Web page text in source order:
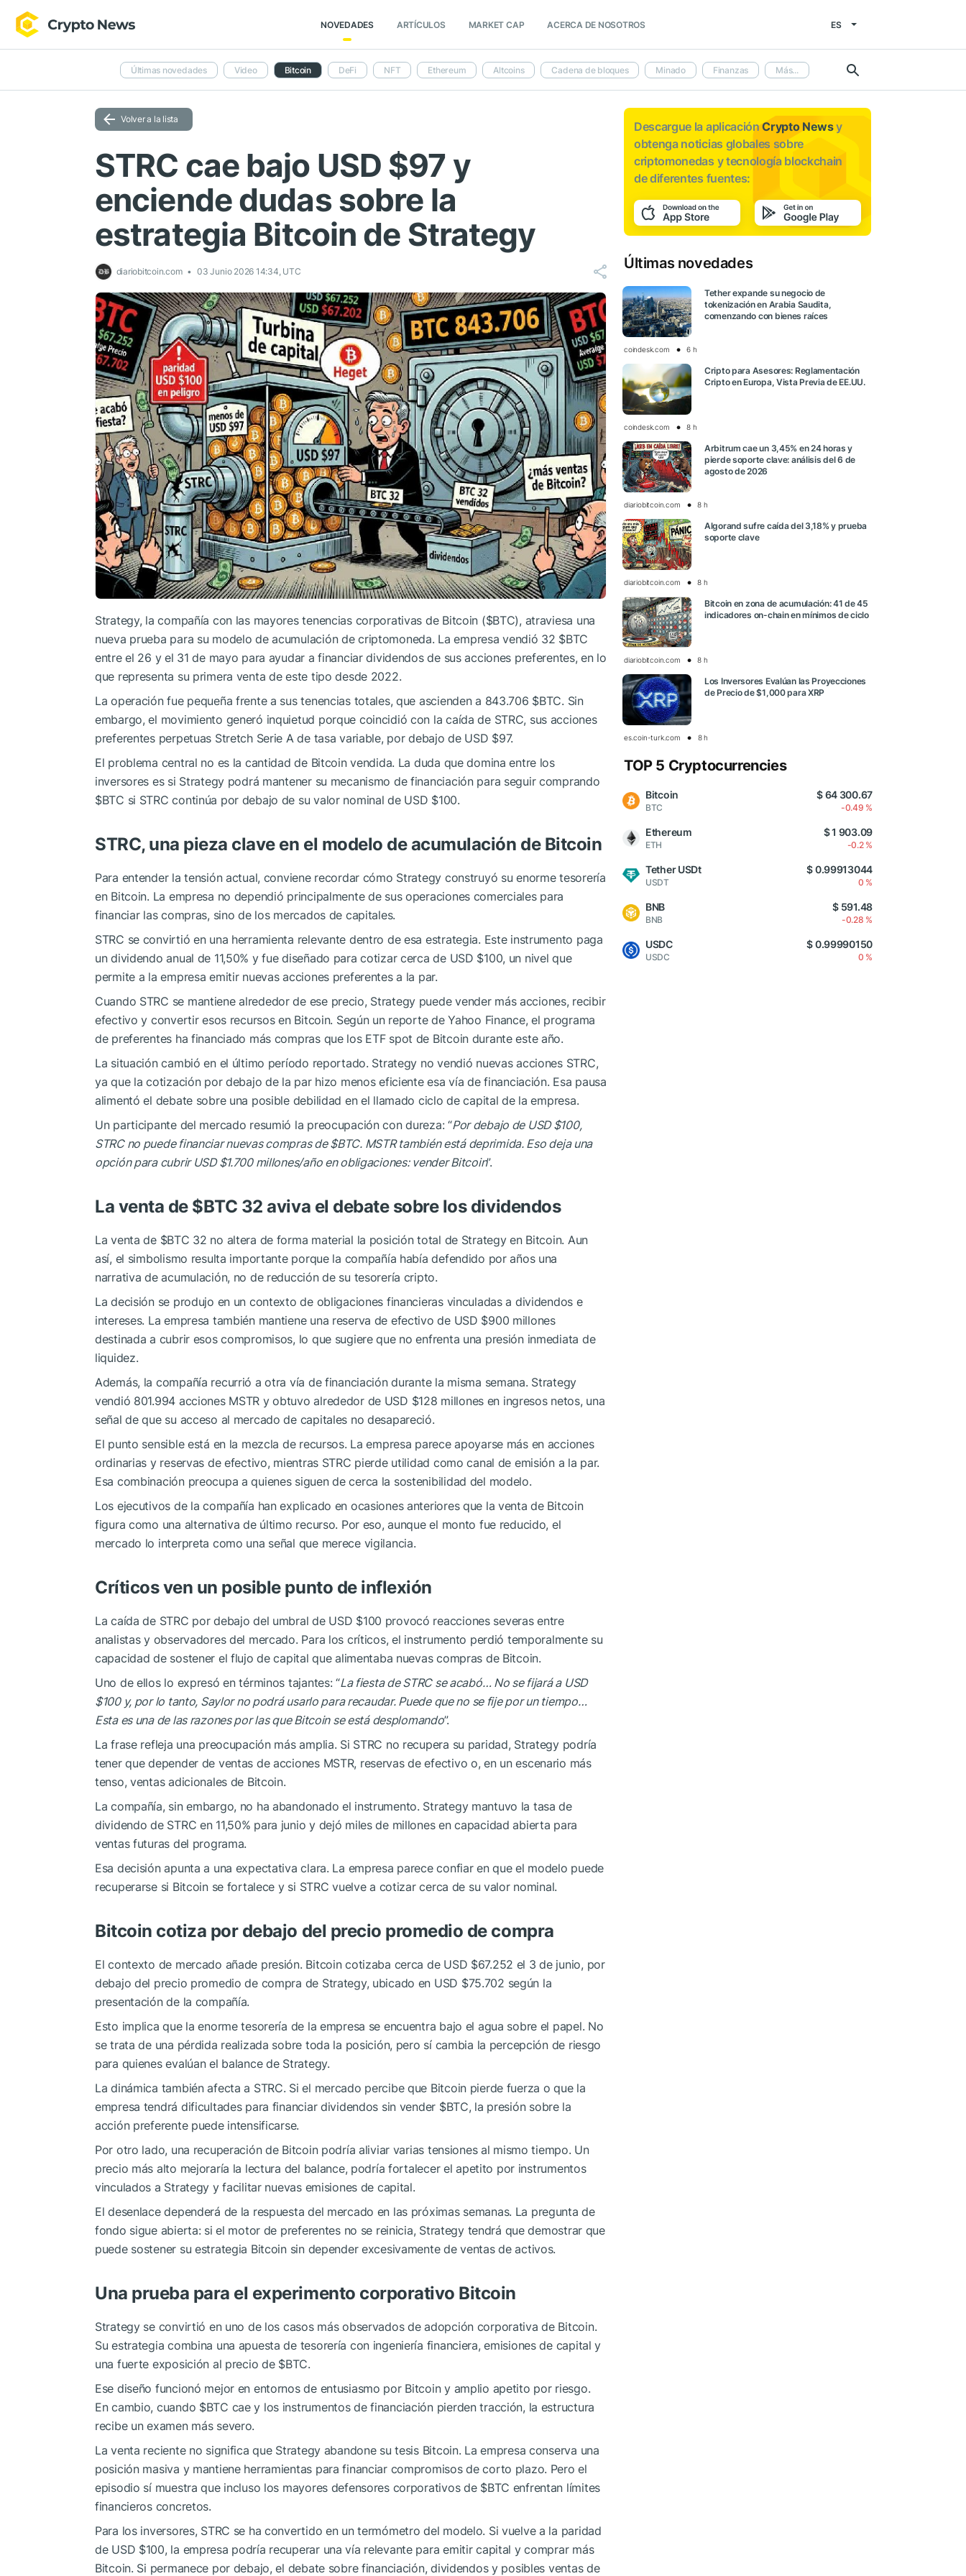
NOVEDADES ARTÍCULOS MARKET CAP ACERCA DE NOSOTROS ES
Últimas novedades Video Bitcoin DeFi NFT Ethereum Altcoins Cadena de bloques Minado Finanzas Más...
Volver a la lista
STRC cae bajo USD $97 y
enciende dudas sobre la
estrategia Bitcoin de Strategy
diariobitcoin.com 03 Junio 2026 14:34, UTC
Strategy, la compañía con las mayores tenencias corporativas de Bitcoin ($BTC), atraviesa una
nueva prueba para su modelo de acumulación de criptomoneda. La empresa vendió 32 $BTC
entre el 26 y el 31 de mayo para ayudar a financiar dividendos de sus acciones preferentes, en lo
que representa su primera venta de este tipo desde 2022.
La operación fue pequeña frente a sus tenencias totales, que ascienden a 843.706 $BTC. Sin
embargo, el movimiento generó inquietud porque coincidió con la caída de STRC, sus acciones
preferentes perpetuas Stretch Serie A de tasa variable, por debajo de USD $97.
El problema central no es la cantidad de Bitcoin vendida. La duda que domina entre los
inversores es si Strategy podrá mantener su mecanismo de financiación para seguir comprando
$BTC si STRC continúa por debajo de su valor nominal de USD $100.
STRC, una pieza clave en el modelo de acumulación de Bitcoin
Para entender la tensión actual, conviene recordar cómo Strategy construyó su enorme tesorería
en Bitcoin. La empresa no dependió principalmente de sus operaciones comerciales para
financiar las compras, sino de los mercados de capitales.
STRC se convirtió en una herramienta relevante dentro de esa estrategia. Este instrumento paga
un dividendo anual de 11,50% y fue diseñado para cotizar cerca de USD $100, un nivel que
permite a la empresa emitir nuevas acciones preferentes a la par.
Cuando STRC se mantiene alrededor de ese precio, Strategy puede vender más acciones, recibir
efectivo y convertir esos recursos en Bitcoin. Según un reporte de Yahoo Finance, el programa
de preferentes ha financiado más compras que los ETF spot de Bitcoin durante este año.
La situación cambió en el último período reportado. Strategy no vendió nuevas acciones STRC,
ya que la cotización por debajo de la par hizo menos eficiente esa vía de financiación. Esa pausa
alimentó el debate sobre una posible debilidad en el llamado ciclo de capital de la empresa.
Un participante del mercado resumió la preocupación con dureza: “Por debajo de USD $100,
STRC no puede financiar nuevas compras de$BTC. MSTR también está deprimida. Eso deja una
opción para cubrir USD $1.700 millones/año en obligaciones: vender Bitcoin”.
La venta de $BTC 32 aviva el debate sobre los dividendos
La venta de $BTC 32 no altera de forma material la posición total de Strategy en Bitcoin. Aun
así, el simbolismo resulta importante porque la compañía había defendido por años una
narrativa de acumulación, no de reducción de su tesorería cripto.
La decisión se produjo en un contexto de obligaciones financieras vinculadas a dividendos e
intereses. La empresa también mantiene una reserva de efectivo de USD $900 millones
destinada a cubrir esos compromisos, lo que sugiere que no enfrenta una presión inmediata de
liquidez.
Además, la compañía recurrió a otra vía de financiación durante la misma semana. Strategy
vendió 801.994 acciones MSTR y obtuvo alrededor de USD $128 millones en ingresos netos, una
señal de que su acceso al mercado de capitales no desapareció.
El punto sensible está en la mezcla de recursos. La empresa parece apoyarse más en acciones
ordinarias y reservas de efectivo, mientras STRC pierde utilidad como canal de emisión a la par.
Esa combinación preocupa a quienes siguen de cerca la sostenibilidad del modelo.
Los ejecutivos de la compañía han explicado en ocasiones anteriores que la venta de Bitcoin
figura como una alternativa de último recurso. Por eso, aunque el monto fue reducido, el
mercado lo interpreta como una señal que merece vigilancia.
Críticos ven un posible punto de inflexión
La caída de STRC por debajo del umbral de USD $100 provocó reacciones severas entre
analistas y observadores del mercado. Para los críticos, el instrumento perdió temporalmente su
capacidad de sostener el flujo de capital que alimentaba nuevas compras de Bitcoin.
Uno de ellos lo expresó en términos tajantes: “La fiesta de STRC se acabó… No se fijará a USD
$100 y, por lo tanto, Saylor no podrá usarlo para recaudar. Puede que no se fije por un tiempo…
Esta es una de las razones por las que Bitcoin se está desplomando”.
La frase refleja una preocupación más amplia. Si STRC no recupera su paridad, Strategy podría
tener que depender de ventas de acciones MSTR, reservas de efectivo o, en un escenario más
tenso, ventas adicionales de Bitcoin.
La compañía, sin embargo, no ha abandonado el instrumento. Strategy mantuvo la tasa de
dividendo de STRC en 11,50% para junio y dejó miles de millones en capacidad abierta para
ventas futuras del programa.
Esa decisión apunta a una expectativa clara. La empresa parece confiar en que el modelo puede
recuperarse si Bitcoin se fortalece y si STRC vuelve a cotizar cerca de su valor nominal.
Bitcoin cotiza por debajo del precio promedio de compra
El contexto de mercado añade presión. Bitcoin cotizaba cerca de USD $67.252 el 3 de junio, por
debajo del precio promedio de compra de Strategy, ubicado en USD $75.702 según la
presentación de la compañía.
Esto implica que la enorme tesorería de la empresa se encuentra bajo el agua sobre el papel. No
se trata de una pérdida realizada sobre toda la posición, pero sí cambia la percepción de riesgo
para quienes evalúan el balance de Strategy.
La dinámica también afecta a STRC. Si el mercado percibe que Bitcoin pierde fuerza o que la
empresa tendrá dificultades para financiar dividendos sin vender $BTC, la presión sobre la
acción preferente puede intensificarse.
Por otro lado, una recuperación de Bitcoin podría aliviar varias tensiones al mismo tiempo. Un
precio más alto mejoraría la lectura del balance, podría fortalecer el apetito por instrumentos
vinculados a Strategy y facilitar nuevas emisiones de capital.
El desenlace dependerá de la respuesta del mercado en las próximas semanas. La pregunta de
fondo sigue abierta: si el motor de preferentes no se reinicia, Strategy tendrá que demostrar que
puede sostener su estrategia Bitcoin sin depender excesivamente de ventas de activos.
Una prueba para el experimento corporativo Bitcoin
Strategy se convirtió en uno de los casos más observados de adopción corporativa de Bitcoin.
Su estrategia combina una apuesta de tesorería con ingeniería financiera, emisiones de capital y
una fuerte exposición al precio de $BTC.
Ese diseño funcionó mejor en entornos de entusiasmo por Bitcoin y amplio apetito por riesgo.
En cambio, cuando $BTC cae y los instrumentos de financiación pierden tracción, la estructura
recibe un examen más severo.
La venta reciente no significa que Strategy abandone su tesis Bitcoin. La empresa conserva una
posición masiva y mantiene herramientas para financiar compromisos de corto plazo. Pero el
episodio sí muestra que incluso los mayores defensores corporativos de $BTC enfrentan límites
financieros concretos.
Para los inversores, STRC se ha convertido en un termómetro del modelo. Si vuelve a la paridad
de USD $100, la empresa podría recuperar una vía relevante para emitir capital y comprar más
Bitcoin. Si permanece por debajo, el debate sobre financiación, dividendos y posibles ventas de
Descargue la aplicaciónCrypto Newsy
obtenga noticias globales sobre
criptomonedas y tecnología blockchain
de diferentes fuentes:
Últimas novedades
Tether expande su negocio de
tokenización en Arabia Saudita,
comenzando con bienes raíces
coindesk.com 6 h
Cripto para Asesores: Reglamentación
Cripto en Europa, Vista Previa de EE.UU.
coindesk.com 8 h
Arbitrum cae un 3,45% en 24 horas y
pierde soporte clave: análisis del 6 de
agosto de 2026
diariobitcoin.com 8 h
Algorand sufre caída del 3,18% y prueba
soporte clave
diariobitcoin.com 8 h
Bitcoin en zona de acumulación: 41 de 45
indicadores on-chain en mínimos de ciclo
diariobitcoin.com 8 h
Los Inversores Evalúan las Proyecciones
de Precio de $1,000 para XRP
es.coin-turk.com 8 h
TOP 5 Cryptocurrencies
Bitcoin
BTC
$ 64 300.67
-0.49 %
Ethereum
ETH
$ 1 903.09
-0.2 %
Tether USDt
USDT
$ 0.99913044
0 %
BNB
BNB
$ 591.48
-0.28 %
USDC
USDC
$ 0.99990150
0 %